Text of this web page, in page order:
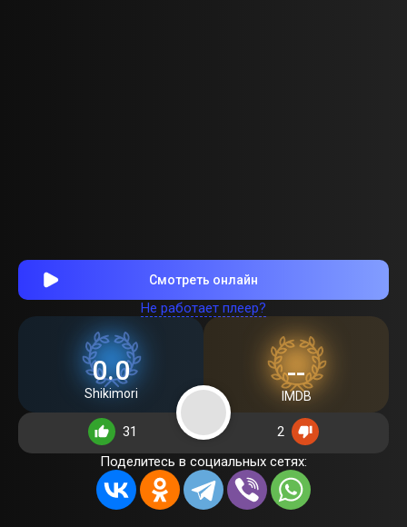
Смотреть онлайн
Не работает плеер?
0.0
Shikimori
--
IMDB
31
2
Поделитесь в социальных сетях: